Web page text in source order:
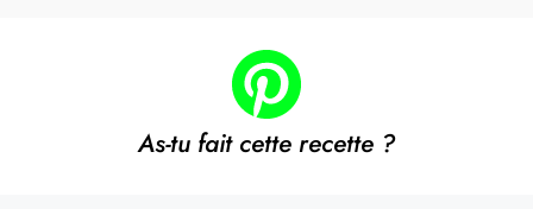
As-tu fait cette recette ?